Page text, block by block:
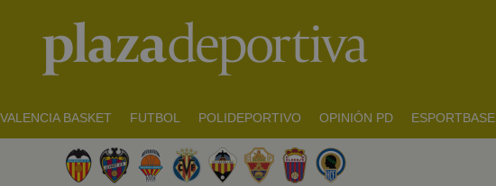
VALENCIA BASKET FUTBOL POLIDEPORTIVO OPINIÓN PD ESPORTBASE